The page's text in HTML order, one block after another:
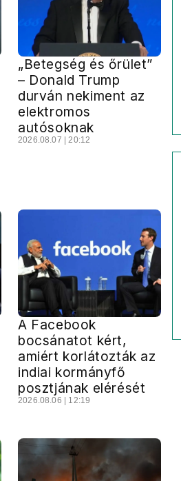
„Betegség és őrület”
– Donald Trump
durván nekiment az
elektromos
autósoknak
2026.08.07 | 20:12
A Facebook
bocsánatot kért,
amiért korlátozták az
indiai kormányfő
posztjának elérését
2026.08.06 | 12:19